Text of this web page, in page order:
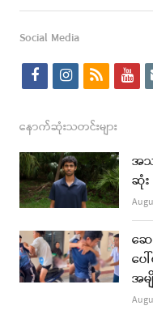
Social Media
f
c
e
b
o
o
k
i
s
t
a
g
r
a
m
r
s
y
t
u
b
e
နောက်ဆုံးသတင်းများ
အ
ဆုံ
ဆ
ပေ
အမ